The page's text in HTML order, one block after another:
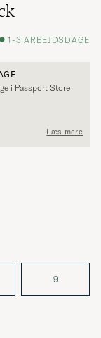
1-3 ARBEJDSDAGE
i Passport Store
Læs mere
9